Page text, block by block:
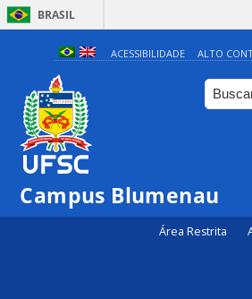
BRASIL
ACESSIBILIDADE ALTO
Campus Blumenau
Área Restrita